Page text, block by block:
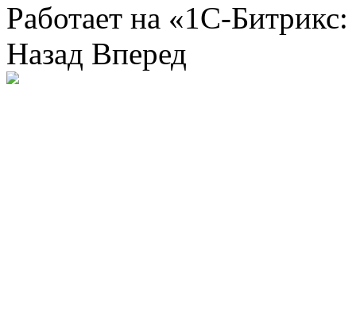
Работает на «1С-
Назад Вперед